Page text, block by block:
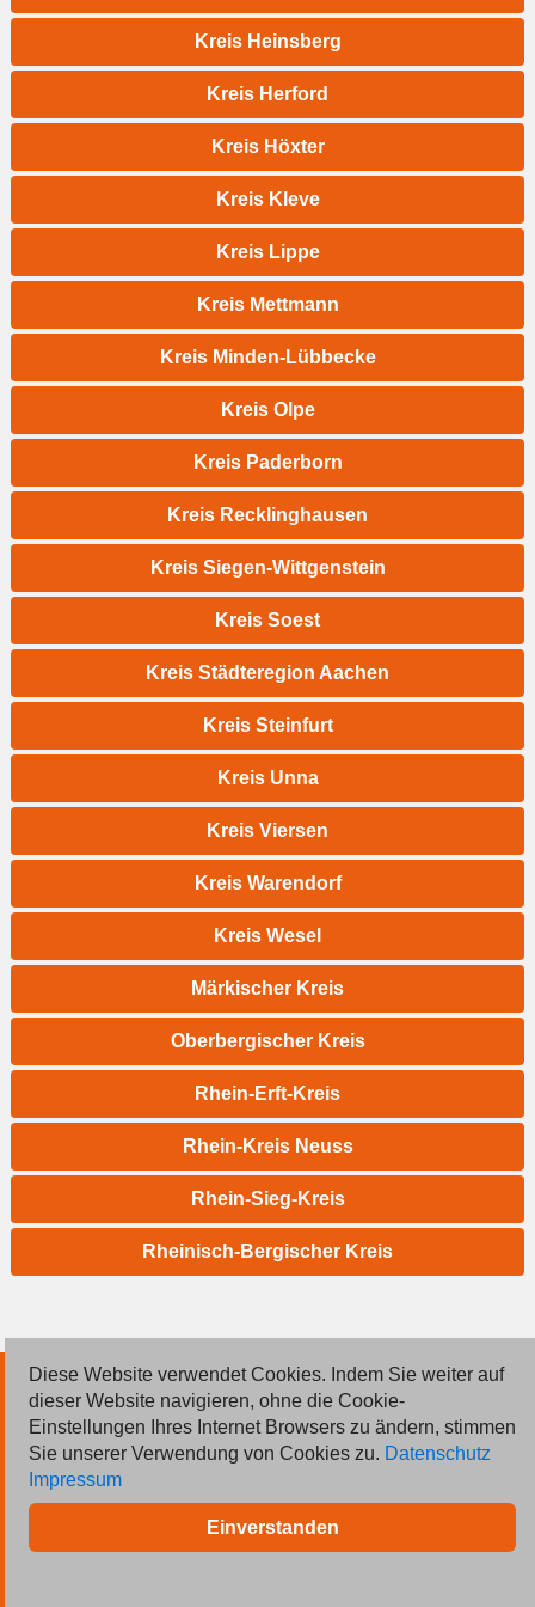
Kreis Heinsberg
Kreis Herford
Kreis Höxter
Kreis Kleve
Kreis Lippe
Kreis Mettmann
Kreis Minden-Lübbecke
Kreis Olpe
Kreis Paderborn
Kreis Recklinghausen
Kreis Siegen-Wittgenstein
Kreis Soest
Kreis Städteregion Aachen
Kreis Steinfurt
Kreis Unna
Kreis Viersen
Kreis Warendorf
Kreis Wesel
Märkischer Kreis
Oberbergischer Kreis
Rhein-Erft-Kreis
Rhein-Kreis Neuss
Rhein-Sieg-Kreis
Rheinisch-Bergischer Kreis
© 2026 Deutsche Jobmarkt GmbH
Inserieren
Kontakt
Diese Website verwendet Cookies. Indem Sie weiter auf
dieser Website navigieren, ohne die Cookie-
Einstellungen Ihres Internet Browsers zu ändern, stimmen
Sie unserer Verwendung von Cookies zu. Datenschutz
Impressum
Einverstanden